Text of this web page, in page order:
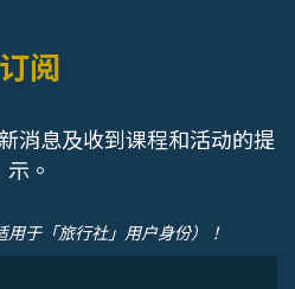
订阅
消息及收到课程和活动的提
示。
用于「旅行社」用户身份）！